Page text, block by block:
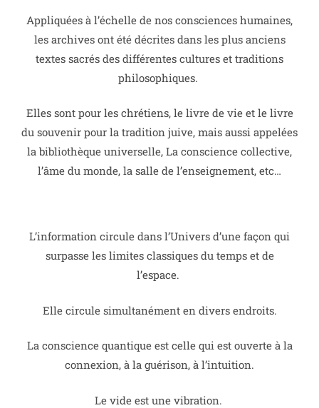
Appliquées à l’échelle de nos consciences humaines,
les archives ont été décrites dans les plus anciens
textes sacrés des différentes cultures et traditions
philosophiques.
Elles sont pour les chrétiens, le livre de vie et le livre
du souvenir pour la tradition juive, mais aussi appelées
la bibliothèque universelle, La conscience collective,
l’âme du monde, la salle de l’enseignement, etc…
L’information circule dans l’Univers d’une façon qui
surpasse les limites classiques du temps et de
l’espace.
Elle circule simultanément en divers endroits.
La conscience quantique est celle qui est ouverte à la
connexion, à la guérison, à l’intuition.
Le vide est une vibration.